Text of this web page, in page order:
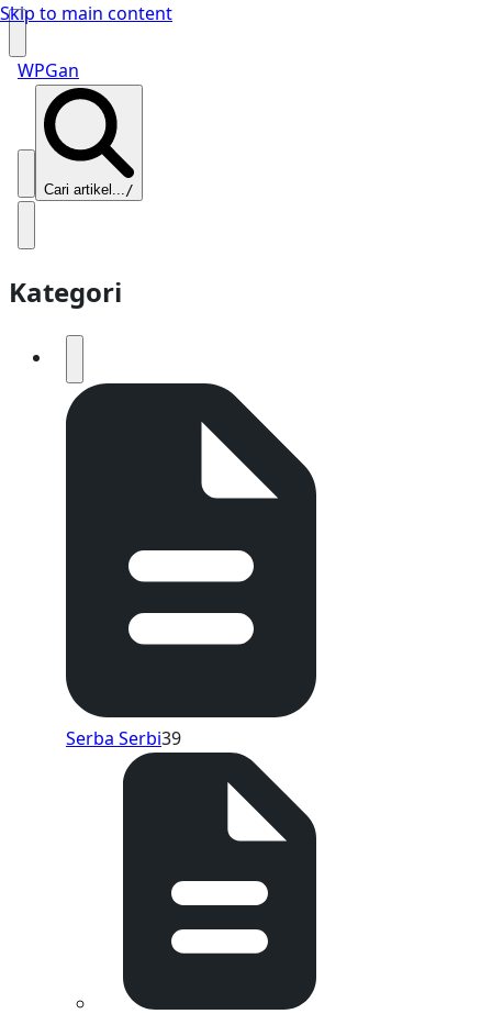
Skip to main content
WPGan
Cari artikel.../
Kategori
Serba Serbi39